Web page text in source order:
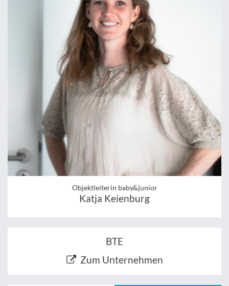
Objektleiterin baby&junior
Katja Keienburg
BTE
Zum Unternehmen